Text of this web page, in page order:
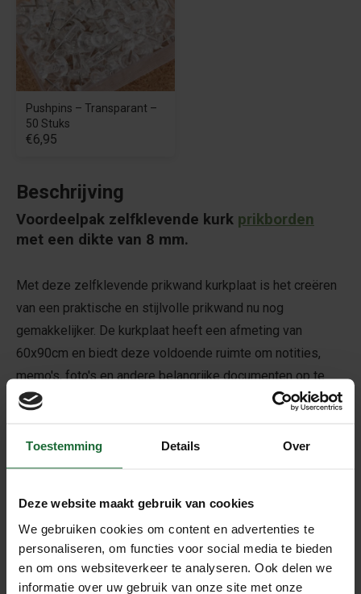
Toestemming Details Over
Deze website maakt gebruik van cookies
We gebruiken cookies om content en advertenties te
personaliseren, om functies voor social media te bieden
en om ons websiteverkeer te analyseren. Ook delen we
informatie over uw gebruik van onze site met onze
Pushpins – Transparant –
50 Stuks
€6,95
Beschrijving
Voordeelpak zelfklevende kurk prikborden
met een dikte van 8 mm.
Met deze zelfklevende prikwand kurkplaat is het creëren
van een praktische en stijlvolle prikwand nu nog
gemakkelijker. De kurkplaat heeft een afmeting van
60x90cm en biedt deze voldoende ruimte om notities,
memo's, foto's en andere belangrijke documenten op te
prikken en bij te houden. Dit doet u gemakkelijk met
kurkplaat stevig genoeg om langdurig te gebruiken en
biedt het een uitstekend oppervlak om prikkers in te
zelfklevend en kan gemakkelijk worden bevestigd aan
elke vlakke muur of oppervlak zonder extra
bevestigingsmateriaal.